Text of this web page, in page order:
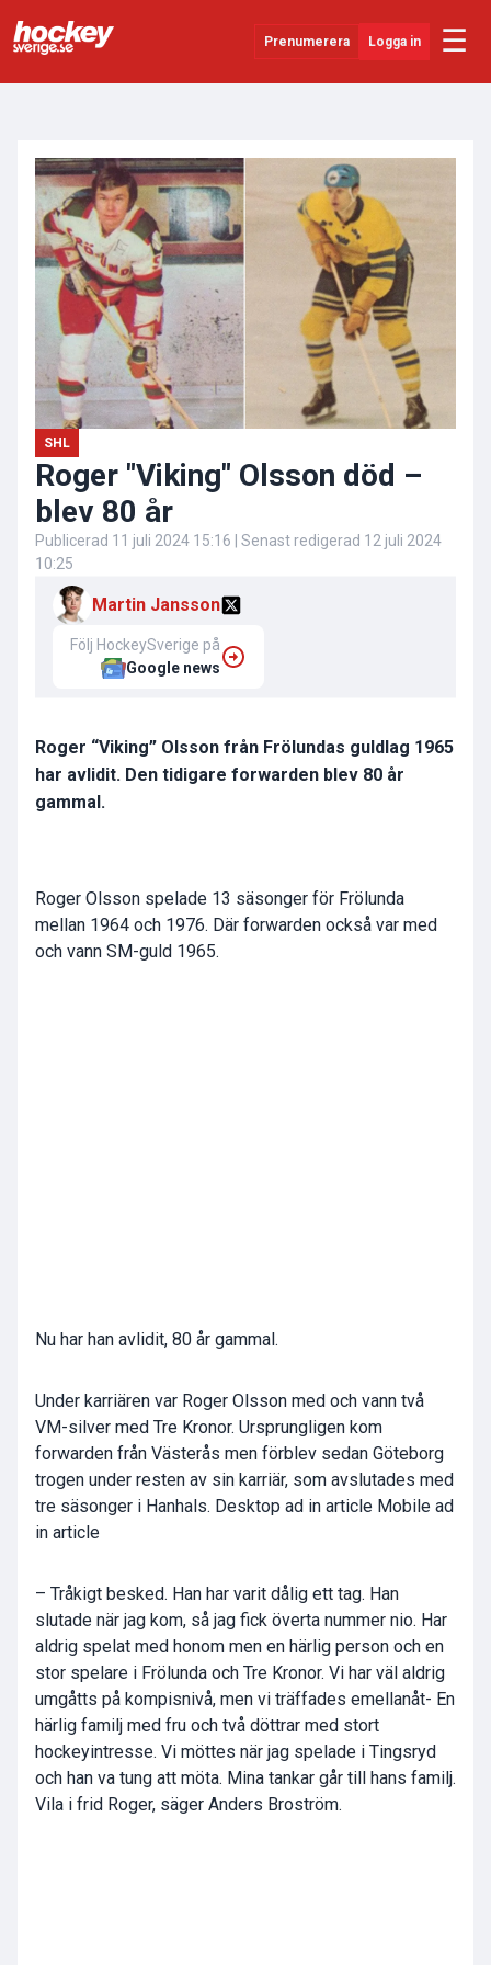
Prenumerera Logga in ☰
SHL
Evenemang
Övrigt
SHL
Roger "Viking" Olsson död –
blev 80 år
Publicerad 11 juli 2024 15:16 | Senast redigerad 12 juli 2024
10:25
Martin Jansson
Följ HockeySverige på
Google news
Roger “Viking” Olsson från Frölundas guldlag 1965
har avlidit. Den tidigare forwarden blev 80 år
gammal.
Roger Olsson spelade 13 säsonger för Frölunda
mellan 1964 och 1976. Där forwarden också var med
och vann SM-guld 1965.
Nu har han avlidit, 80 år gammal.
Under karriären var Roger Olsson med och vann två
VM-silver med Tre Kronor. Ursprungligen kom
forwarden från Västerås men förblev sedan Göteborg
trogen under resten av sin karriär, som avslutades med
tre säsonger i Hanhals. Desktop ad in article Mobile ad
in article
– Tråkigt besked. Han har varit dålig ett tag. Han
slutade när jag kom, så jag fick överta nummer nio. Har
aldrig spelat med honom men en härlig person och en
stor spelare i Frölunda och Tre Kronor. Vi har väl aldrig
umgåtts på kompisnivå, men vi träffades emellanåt- En
härlig familj med fru och två döttrar med stort
hockeyintresse. Vi möttes när jag spelade i Tingsryd
och han va tung att möta. Mina tankar går till hans familj.
Vila i frid Roger, säger Anders Broström.